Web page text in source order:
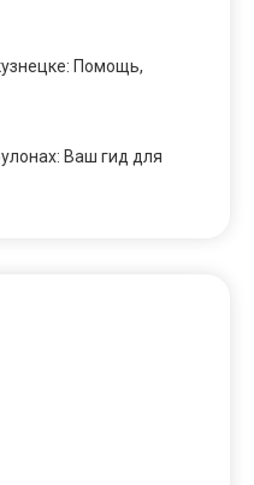
Помощь,
Ваш гид для